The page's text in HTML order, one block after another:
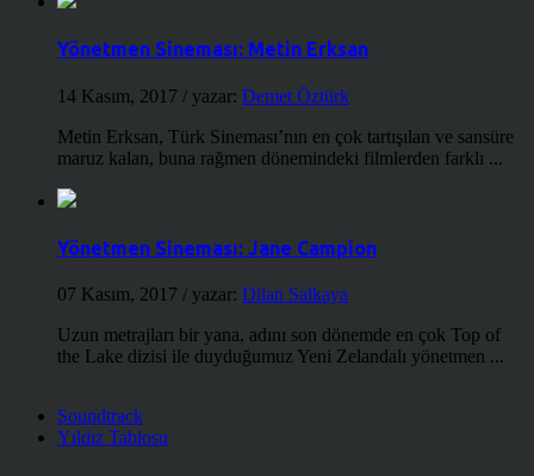
Yönetmen Sineması: Metin Erksan
14 Kasım, 2017 / yazar: Demet Öztürk
Metin Erksan, Türk Sineması’nın en çok tartışılan ve sansüre
maruz kalan, buna rağmen dönemindeki filmlerden farklı ...
Yönetmen Sineması: Jane Campion
07 Kasım, 2017 / yazar: Dilan Salkaya
Uzun metrajları bir yana, adını son dönemde en çok Top of
the Lake dizisi ile duyduğumuz Yeni Zelandalı yönetmen ...
Soundtrack
Yıldız Tablosu